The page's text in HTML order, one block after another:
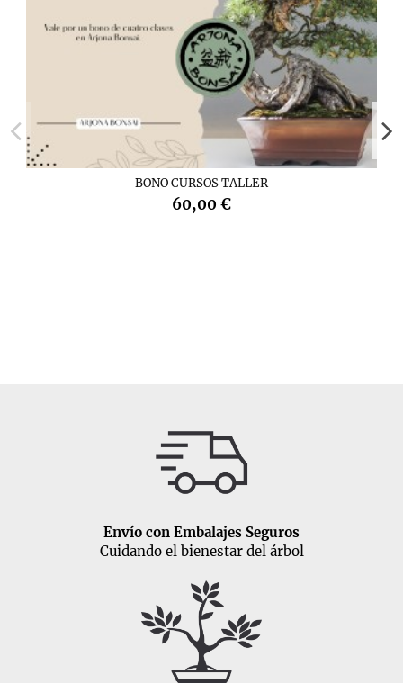
BONO CURSOS TALLER
60,00 €
Envío con Embalajes Seguros
Cuidando el bienestar del árbol